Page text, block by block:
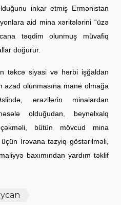
inkar etmiş Ermənistan
aid mina xəritələrini “üzə
təqdim olunmuş müvafiq
doğurur.
təkcə siyasi və hərbi işğaldan
azad olunmasına mane olmağa
ərazilərin minalardan
olduğudan, beynəlxalq
bütün mövcud mina
İrəvana təzyiq göstərilməli,
baxımından yardım təklif